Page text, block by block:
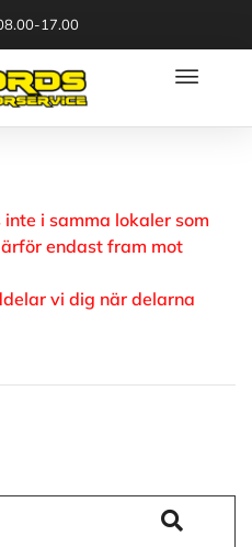
17.00
i samma lokaler som
endast fram mot
vi dig när delarna